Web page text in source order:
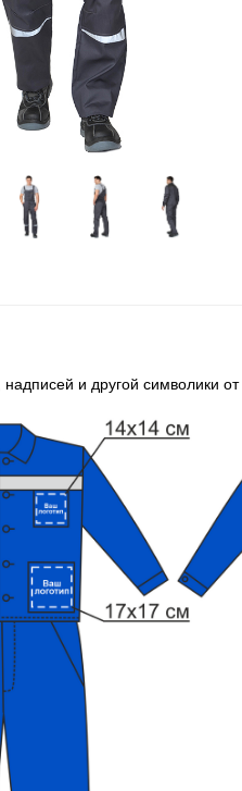
и другой символики